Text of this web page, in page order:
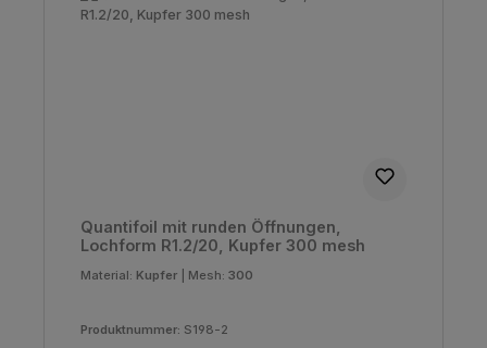
Quantifoil mit runden Öffnungen,
Lochform R1.2/20, Kupfer 300 mesh
Material: Kupfer Mesh: 300
Produktnummer: S198-2